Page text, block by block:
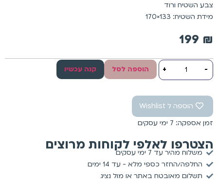
צבע השטיח ורוד
מידת השטיח: 133×170
199 ₪
-
+ הוספה לסל קנה עכשיו
הוספה ל Wishlist
זמן אספקה: 7 ימי עסקים
הצטרפו לאלפי לקוחות מרוצים
משלוח מהיר עד 7 ימי עסקים
החלפה/החזר כספי מלא - עד 14 ימים
תשלום מאובטח באתר או מול נציג